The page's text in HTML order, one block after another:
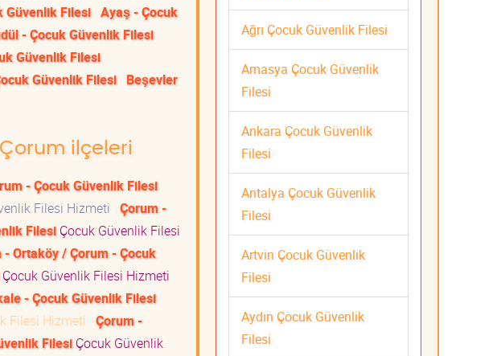
Güvenlik Filesi Ayaş - Çocuk
- Çocuk Güvenlik Filesi
Güvenlik Filesi
Güvenlik Filesi Beşevler
ilçeleri
- Çocuk Güvenlik Filesi
Filesi Hizmeti Çorum -
FilesiÇocuk Güvenlik Filesi
- Ortaköy / Çorum - Çocuk
Çocuk Güvenlik Filesi Hizmeti
- Çocuk Güvenlik Filesi
Filesi Hizmeti Çorum -
FilesiÇocuk Güvenlik
Ağrı Çocuk Güvenlik Filesi
Amasya Çocuk Güvenlik
Filesi
Ankara Çocuk Güvenlik
Filesi
Antalya Çocuk Güvenlik
Filesi
Artvin Çocuk Güvenlik
Filesi
Aydın Çocuk Güvenlik
Filesi